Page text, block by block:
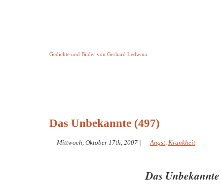
Gedichte und Bilder von Gerhard Ledwina
Das Unbekannte (497)
Mittwoch, Oktober 17th, 2007 | Angst, Krankheit
Das Unbekannte